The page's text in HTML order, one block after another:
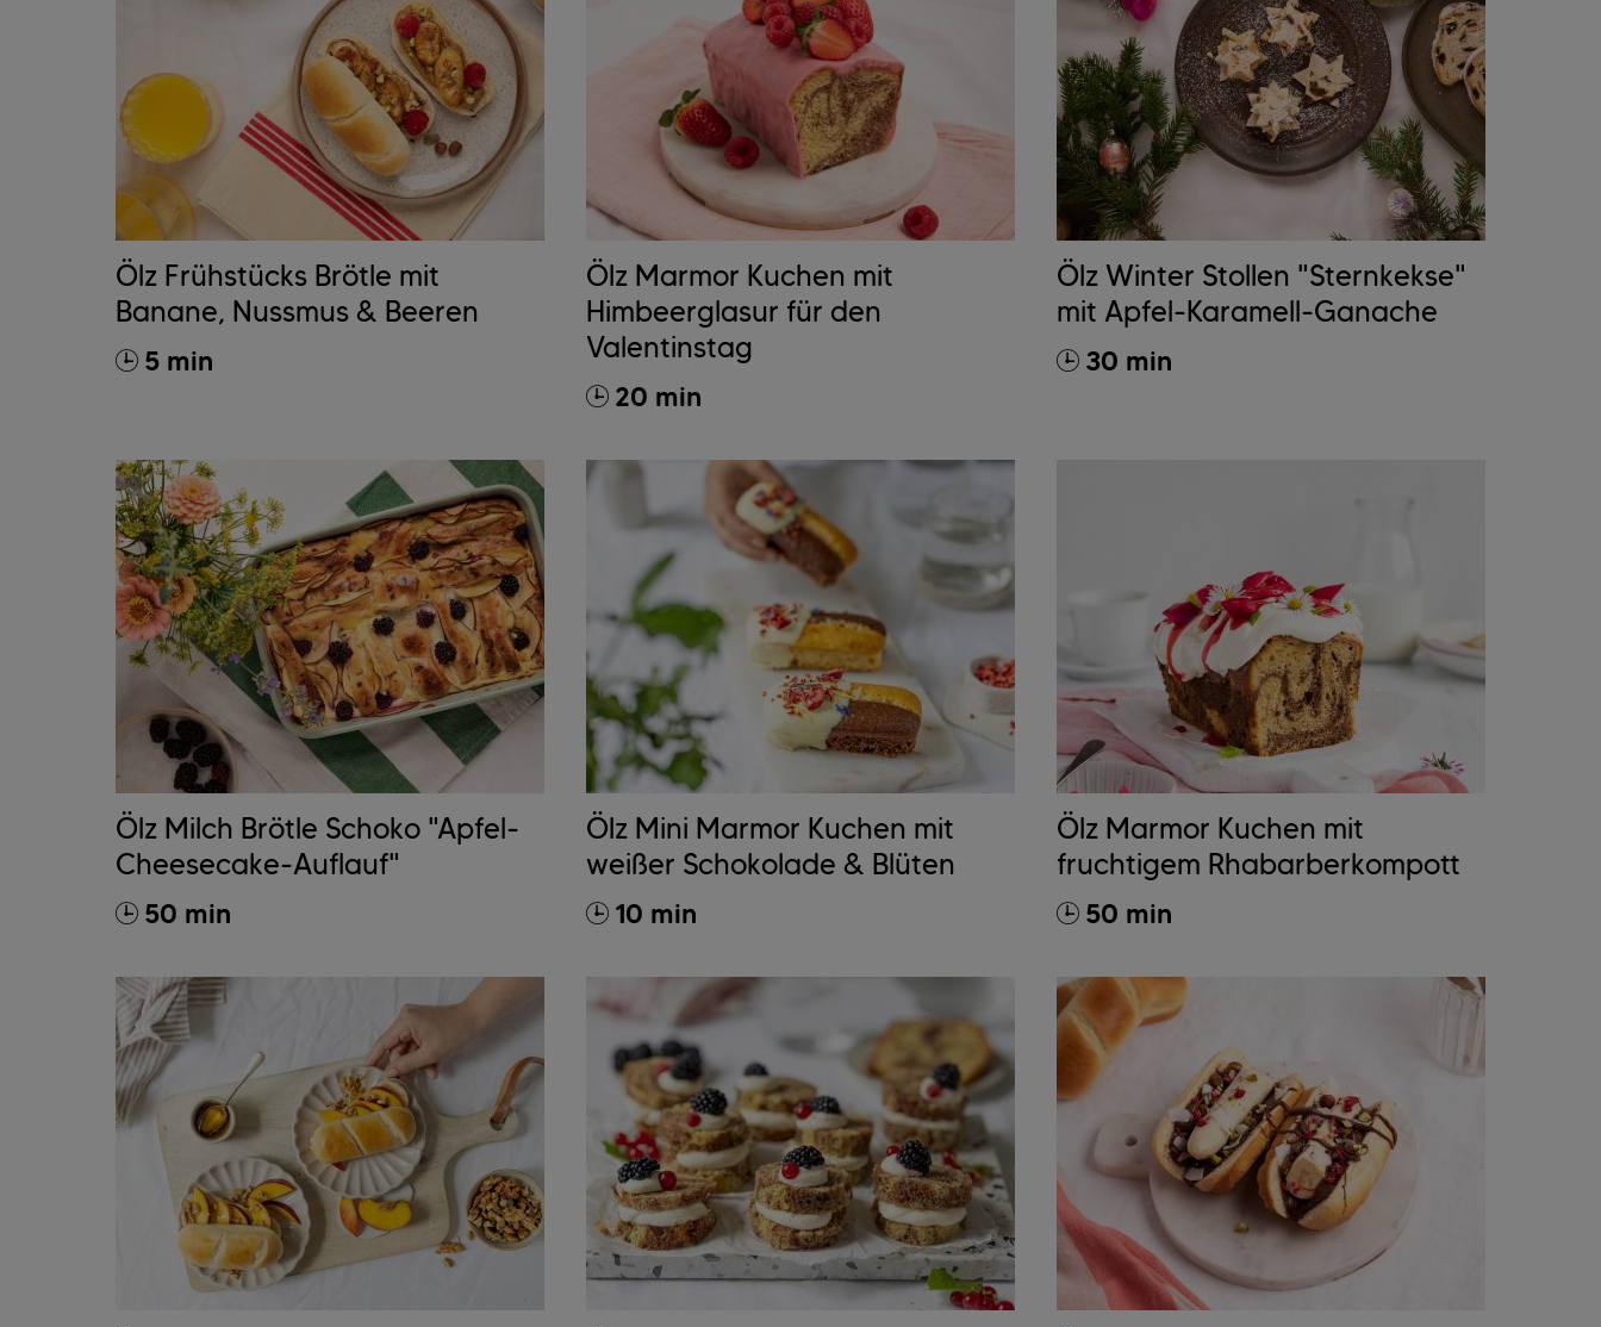
Ölz Frühstücks Brötle mit
Banane, Nussmus & Beeren
5 min
Ölz Marmor Kuchen mit
Himbeerglasur für den
Valentinstag
20 min
Ölz Winter Stollen "Sternkekse"
mit Apfel-Karamell-Ganache
30 min
Ölz Milch Brötle Schoko "Apfel-
Cheesecake-Auflauf"
50 min
Ölz Mini Marmor Kuchen mit
weißer Schokolade & Blüten
10 min
Ölz Marmor Kuchen mit
fruchtigem Rhabarberkompott
50 min